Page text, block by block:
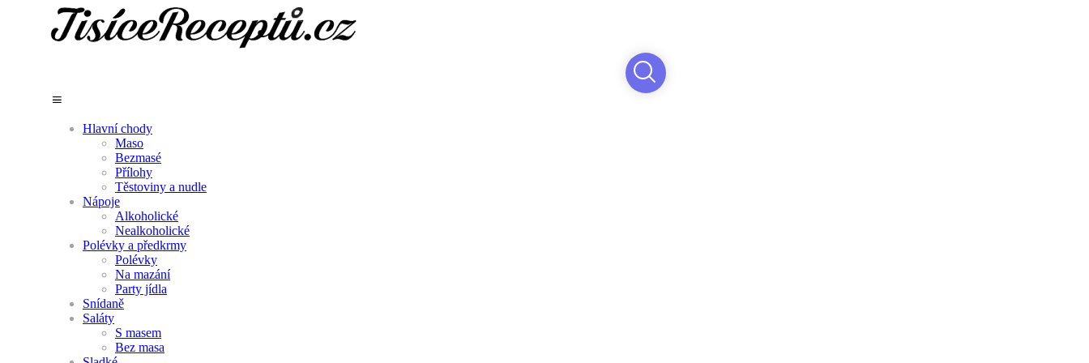
Hlavní chody
Maso
Bezmasé
Přílohy
Těstoviny a nudle
Nápoje
Alkoholické
Nealkoholické
Polévky a předkrmy
Polévky
Na mazání
Party jídla
Snídaně
Saláty
S masem
Bez masa